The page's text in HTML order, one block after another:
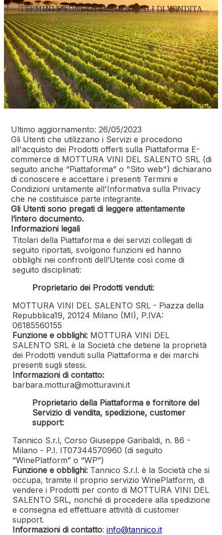
TERMINI E CONDIZIONI GENERALI DI VENDITA
Ultimo aggiornamento: 26/05/2023
Gli Utenti che utilizzano i Servizi e procedono
all'acquisto dei Prodotti offerti sulla Piattaforma E-
commerce di MOTTURA VINI DEL SALENTO SRL(di
seguito anche “Piattaforma” o "Sito web") dichiarano
di conoscere e accettare i presenti Termini e
Condizioni unitamente all'Informativa sulla Privacy
che ne costituisce parte integrante.
Gli Utenti sono pregati di leggere attentamente
l’intero documento.
Informazioni legali
Titolari della Piattaforma e dei servizi collegati di
seguito riportati, svolgono funzioni ed hanno
obblighi nei confronti dell’Utente così come di
seguito disciplinati:
Proprietario dei Prodotti venduti:
MOTTURA VINI DEL SALENTO SRL - Piazza della
Repubblica19, 20124 Milano (MI), P.IVA:
06185560155
Funzione e obblighi: MOTTURA VINI DEL
SALENTO SRLè la Società che detiene la proprietà
dei Prodotti venduti sulla Piattaforma e dei marchi
presenti sugli stessi.
Informazioni di contatto:
barbara.mottura@motturavini.it
Proprietario della Piattaforma e fornitore del
Servizio di vendita, spedizione, customer
support:
Tannico S.r.l, Corso Giuseppe Garibaldi, n. 86 -
Milano - P.I. IT07344570960 (di seguito
“WinePlatform” o “WP”)
Funzione e obblighi: Tannico S.r.l. è la Società che si
occupa, tramite il proprio servizio WinePlatform, di
vendere i Prodotti per conto di MOTTURA VINI DEL
SALENTO SRL, nonché di procedere alla spedizione
e consegna ed effettuare attività di customer
support.
Informazioni di contatto: info@tannico.it